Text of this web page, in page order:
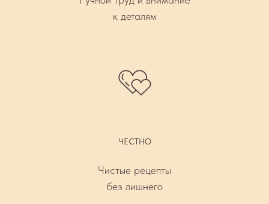
к деталям
ЧЕСТНО
Чистые рецепты
без лишнего